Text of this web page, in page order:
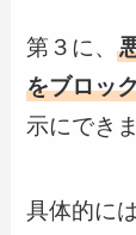
第３に、
をブロッ
示にできま
具体的に